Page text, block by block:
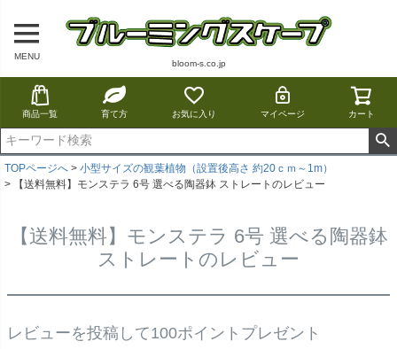
MENU
bloom-s.co.jp
商品一覧 育て方 お気に入り マイページ カート
TOPページへ
小型サイズの観葉植物（設置後高さ 約20ｃｍ～1m）
【送料無料】モンステラ 6号 選べる陶器鉢 ストレートのレビュー
【送料無料】モンステラ 6号 選べる陶器鉢
ストレートのレビュー
レビューを投稿して100ポイントプレゼント